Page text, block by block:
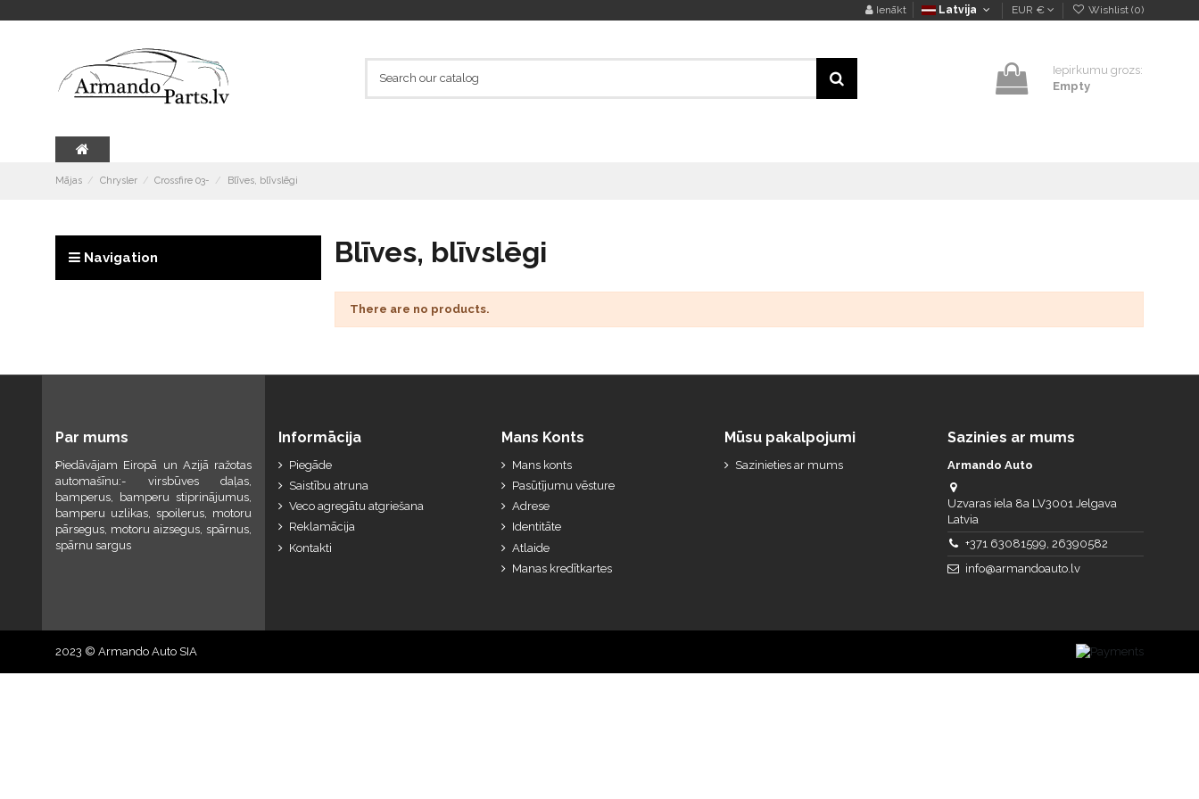
Ienākt Latvija EUR € Wishlist (0)
Iepirkumu grozs:
Empty
Mājas Chrysler Crossfire 03- Blīves, blīvslēgi
Blīves, blīvslēgi
There are no products.
Navigation
Par mums
Piedāvājam Eiropā un Azijā ražotas
automašīnu:- virsbūves daļas,
bamperus, bamperu stiprinājumus,
bamperu uzlikas, spoilerus, motoru
pārsegus, motoru aizsegus, spārnus,
spārnu sargus
Informācija
Piegāde
Saistību atruna
Veco agregātu atgriešana
Reklamācija
Kontakti
Mans Konts
Mans konts
Pasūtījumu vēsture
Adrese
Identitāte
Atlaide
Manas kredītkartes
Mūsu pakalpojumi
Sazinieties ar mums
Sazinies ar mums
Armando Auto
Uzvaras iela 8a LV3001 Jelgava
Latvia
+371 63081599, 26390582
info@armandoauto.lv
2023 © Armando Auto SIA